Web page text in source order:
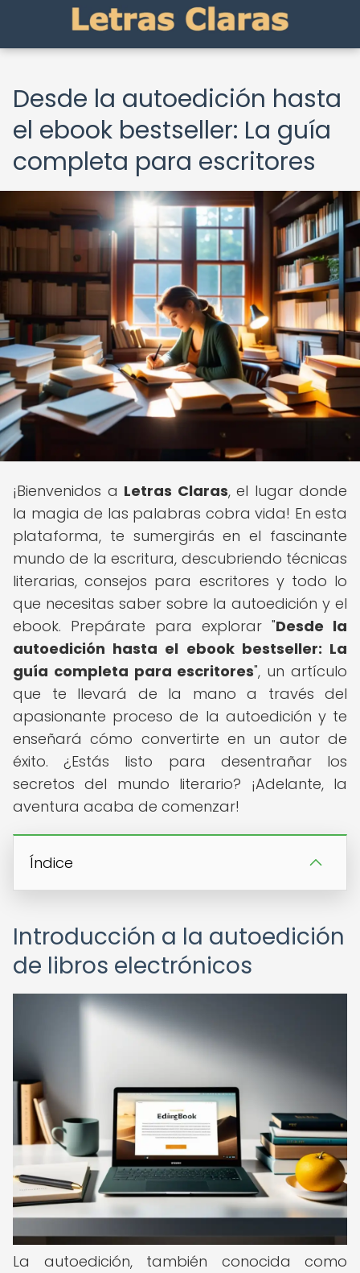
Desde la autoedición hasta
el ebook bestseller: La guía
completa para escritores
¡Bienvenidos a Letras Claras, el lugar donde
la magia de las palabras cobra vida! En esta
plataforma, te sumergirás en el fascinante
mundo de la escritura, descubriendo técnicas
literarias, consejos para escritores y todo lo
que necesitas saber sobre la autoedición y el
ebook. Prepárate para explorar "Desde la
autoedición hasta el ebook bestseller: La
guía completa para escritores", un artículo
que te llevará de la mano a través del
apasionante proceso de la autoedición y te
enseñará cómo convertirte en un autor de
éxito. ¿Estás listo para desentrañar los
secretos del mundo literario? ¡Adelante, la
aventura acaba de comenzar!
Índice
Introducción a la autoedición
de libros electrónicos
La autoedición, también conocida como